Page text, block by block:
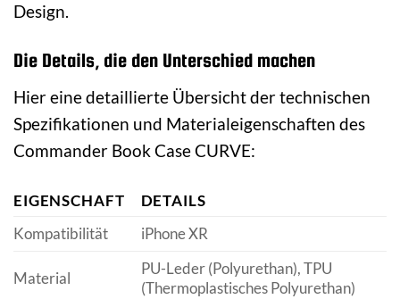
Design.
Die Details, die den Unterschied machen
Hier eine detaillierte Übersicht der technischen
Spezifikationen und Materialeigenschaften des
Commander Book Case CURVE:
EIGENSCHAFT
DETAILS
Kompatibilität
iPhone XR
Material
PU-Leder (Polyurethan), TPU
(Thermoplastisches Polyurethan)